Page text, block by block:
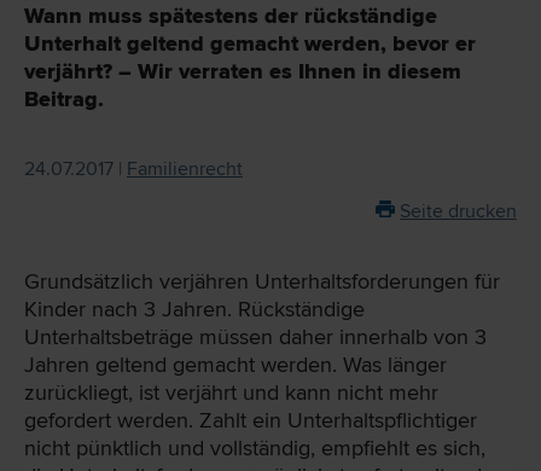
Wann muss spätestens der rückständige
Unterhalt geltend gemacht werden, bevor er
verjährt? – Wir verraten es Ihnen in diesem
Beitrag.
24.07.2017 | Familienrecht
Seite drucken
Grundsätzlich verjähren Unterhaltsforderungen für
Kinder nach 3 Jahren. Rückständige
Unterhaltsbeträge müssen daher innerhalb von 3
Jahren geltend gemacht werden. Was länger
zurückliegt, ist verjährt und kann nicht mehr
gefordert werden. Zahlt ein Unterhaltspflichtiger
nicht pünktlich und vollständig, empfiehlt es sich,